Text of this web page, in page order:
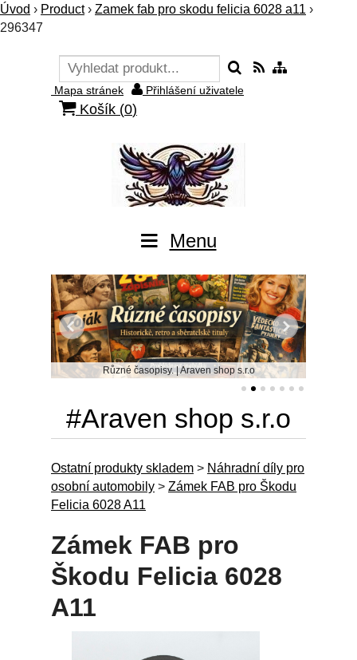
Úvod › Product› Zamek fab pro skodu felicia 6028 a11 ›
296347
Mapa stránek Přihlášení uživatele
Košík (0)
Menu
Různé časopisy. | Araven shop s.r.o
#Araven shop s.r.o
Ostatní produkty skladem > Náhradní díly pro
osobní automobily > Zámek FAB pro Škodu
Felicia 6028 A11
Zámek FAB pro
Škodu Felicia 6028
A11